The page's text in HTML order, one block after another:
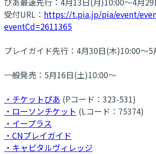
受付URL： https://t.pia.jp/pia/event/
eventCd=2611365
プレイガイド先行：4月30日(木)10:00～
一般発売：5月16日(土)10:00～
・チケットぴあ (Pコード：323-531)
・ローソンチケット (Lコード：75374)
・イープラス
・CNプレイガイド
・キャピタルヴィレッジ